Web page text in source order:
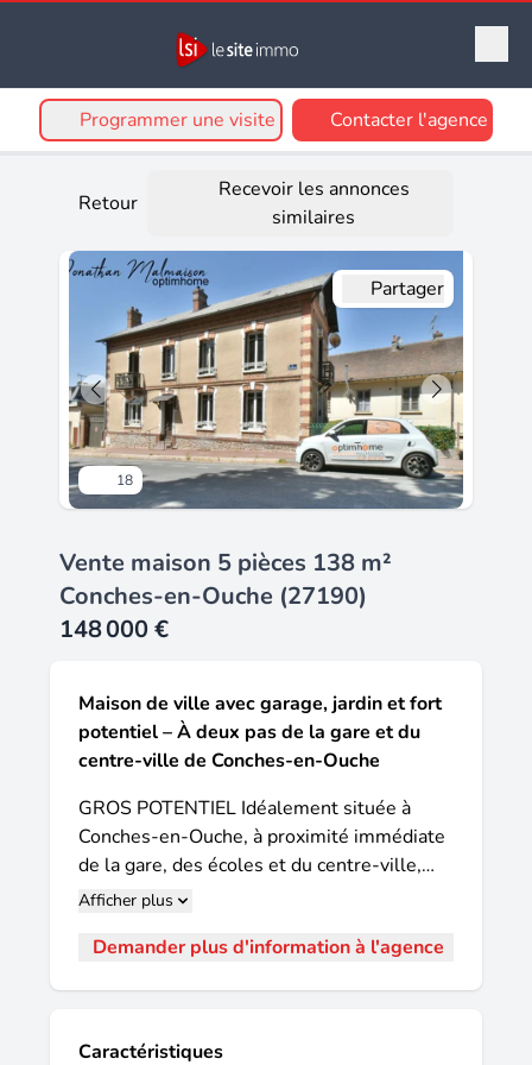
Programmer une visite Contacter l'agence
Retour
Recevoir les annonces
similaires
18
Partager
Vente maison 5 pièces 138 m²
Conches-en-Ouche (27190)
148 000 €
Maison de ville avec garage, jardin et fort
potentiel – À deux pas de la gare et du
centre-ville de Conches-en-Ouche
GROS POTENTIEL Idéalement située à
Conches-en-Ouche, à proximité immédiate
de la gare, des écoles et du centre-ville,
cette charmante maison de ville offre de
d'aménagement. Une opportunité rare pour
chaussée se compose d'une entrée, d'une
Afficher plus
Demander plus d'information à l'agence
Caractéristiques